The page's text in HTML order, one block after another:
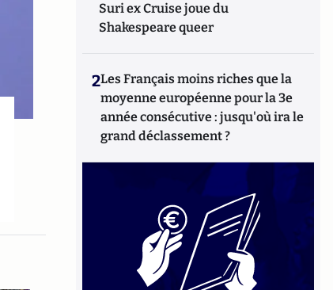
Suri ex Cruise joue du
Shakespeare queer
2Les Français moins riches que la
moyenne européenne pour la 3e
année consécutive : jusqu'où ira le
grand déclassement ?